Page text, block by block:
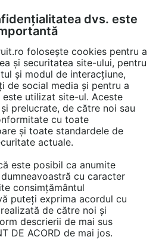
FĂ-ȚI CONT LOGIN
brosuri Structuri / pereti / plansee
pentru zidarie
pentru inchiriere sau
documentație: STRUCTOTERM,
STANDARD, MEGATERM PLUS
dvs. este
folosește cookies pentru a
și securitatea site-ului, pentru
și modul de interacțiune,
de social media și pentru a
utilizat site-ul. Aceste
prelucrate, de către noi sau
cu toate
și toate standardele de
actuale.
este posibil ca anumite
cu caracter
consimțământul
puteți exprima acordul cu
de către noi și
descrierii de mai sus
DE ACORD de mai jos.